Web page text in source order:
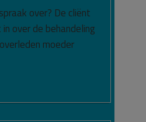
over? De cliënt
over de behandeling
moeder